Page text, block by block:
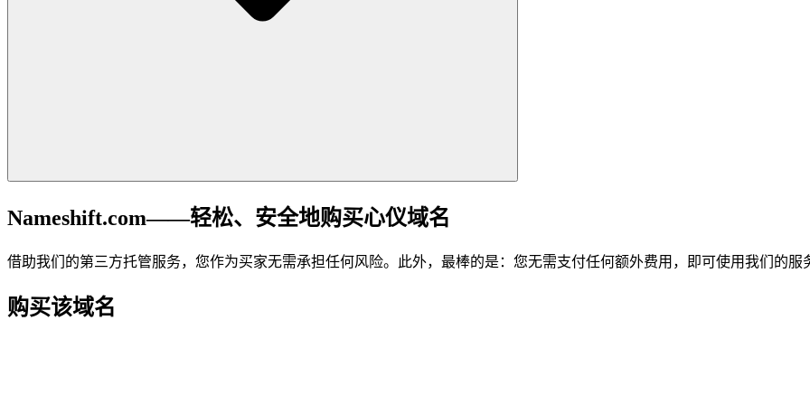
Nameshift.com——轻松、安全地购买心仪域名
借助我们的第三方托管服务，您作为买家无需承担任何风险。此外，最棒的是：您无需支付任何额外费用，即可使用我们的服
购买该域名